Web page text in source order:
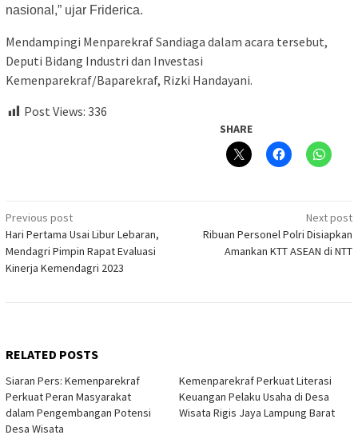
nasional,” ujar Friderica.
Mendampingi Menparekraf Sandiaga dalam acara tersebut,
Deputi Bidang Industri dan Investasi
Kemenparekraf/Baparekraf, Rizki Handayani.
Post Views: 336
SHARE
Post
navigation
Previous post
Hari Pertama Usai Libur Lebaran,
Mendagri Pimpin Rapat Evaluasi
Kinerja Kemendagri 2023
Next post
Ribuan Personel Polri Disiapkan
Amankan KTT ASEAN di NTT
RELATED POSTS
Siaran Pers: Kemenparekraf
Perkuat Peran Masyarakat
dalam Pengembangan Potensi
Desa Wisata
Kemenparekraf Perkuat Literasi
Keuangan Pelaku Usaha di Desa
Wisata Rigis Jaya Lampung Barat